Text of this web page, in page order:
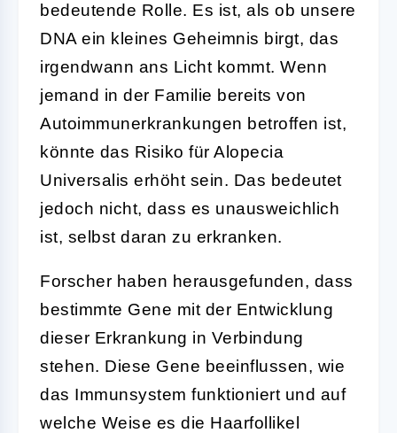
bedeutende Rolle. Es ist, als ob unsere
DNA ein kleines Geheimnis birgt, das
irgendwann ans Licht kommt. Wenn
jemand in der Familie bereits von
Autoimmunerkrankungen betroffen ist,
könnte das Risiko für Alopecia
Universalis erhöht sein. Das bedeutet
jedoch nicht, dass es unausweichlich
ist, selbst daran zu erkranken.
Forscher haben herausgefunden, dass
bestimmte Gene mit der Entwicklung
dieser Erkrankung in Verbindung
stehen. Diese Gene beeinflussen, wie
das Immunsystem funktioniert und auf
welche Weise es die Haarfollikel